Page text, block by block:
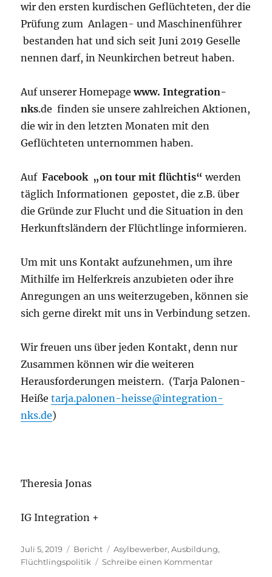
wir den ersten kurdischen Geflüchteten, der die
Prüfung zum Anlagen- und Maschinenführer
bestanden hat und sich seit Juni 2019 Geselle
nennen darf, in Neunkirchen betreut haben.
Auf unserer Homepagewww. Integration-
nks.de finden sie unsere zahlreichen Aktionen,
die wir in den letzten Monaten mit den
Geflüchteten unternommen haben.
AufFacebook „on tour mit flüchtis“ werden
täglich Informationen gepostet, die z.B. über
die Gründe zur Flucht und die Situation in den
Herkunftsländern der Flüchtlinge informieren.
Um mit uns Kontakt aufzunehmen, um ihre
Mithilfe im Helferkreis anzubieten oder ihre
Anregungen an uns weiterzugeben, können sie
sich gerne direkt mit uns in Verbindung setzen.
Wir freuen uns über jeden Kontakt, denn nur
Zusammen können wir die weiteren
Herausforderungen meistern. (Tarja Palonen-
Heißetarja.palonen-heisse@integration-
nks.de)
Theresia Jonas
IG Integration +
Veröffentlicht
am
Juli 5, 2019 Kategorien
Bericht Schlagwörter
Asylbewerber,Ausbildung,
Flüchtlingspolitik
Schreibe einen Kommentarzu